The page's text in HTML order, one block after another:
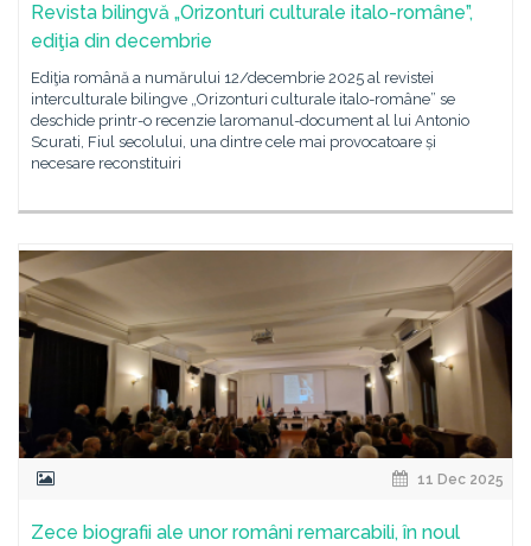
Revista bilingvă „Orizonturi culturale italo-române”,
ediţia din decembrie
Ediţia română a numărului 12/decembrie 2025 al revistei
interculturale bilingve „Orizonturi culturale italo-române” se
deschide printr-o recenzie laromanul-document al lui Antonio
Scurati, Fiul secolului, una dintre cele mai provocatoare și
necesare reconstituiri
11 Dec 2025
Zece biografii ale unor români remarcabili, în noul